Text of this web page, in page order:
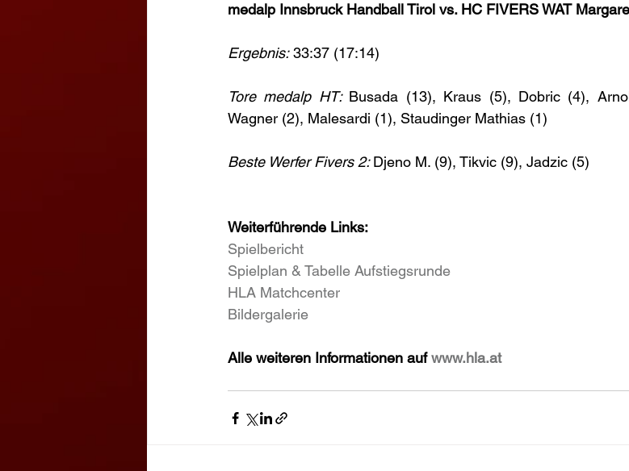
medalp Innsbruck Handball Tirol vs. HC FIVERS WAT
Ergebnis: 33:37 (17:14)
Tore medalp HT: Busada (13), Kraus (5), Dobric (4),
Wagner (2), Malesardi (1), Staudinger Mathias (1)
Beste Werfer Fivers 2: Djeno M. (9), Tikvic (9), Jadzic (5)
Weiterführende Links:
Spielbericht
Spielplan & Tabelle Aufstiegsrunde
HLA Matchcenter
Bildergalerie
Alle weiteren Informationen auf www.hla.at